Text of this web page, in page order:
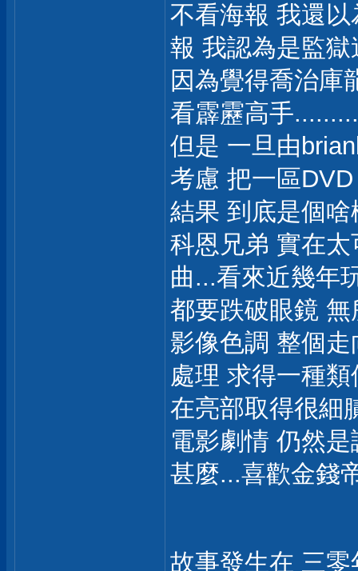
不看海報 我還
報 我認為是監
因為覺得喬治庫
看霹靂高手.........
但是 一旦由
考慮 把一區
結果 到底是個
科恩兄弟 實在
曲...看來近幾年
都要跌破眼鏡
影像色調 整個
處理 求得一種
在亮部取得很細
電影劇情 仍然
甚麼...喜歡金錢
故事發生在 三